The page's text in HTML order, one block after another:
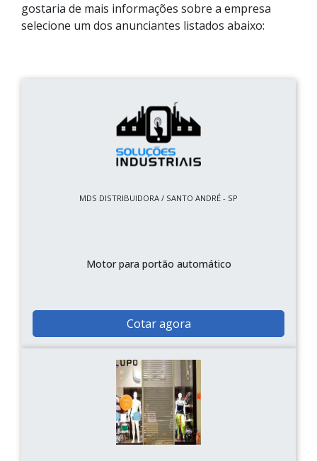
gostaria de mais informações sobre a empresa
selecione um dos anunciantes listados abaixo:
MDS DISTRIBUIDORA / SANTO ANDRÉ - SP
Motor para portão automático
Cotar agora